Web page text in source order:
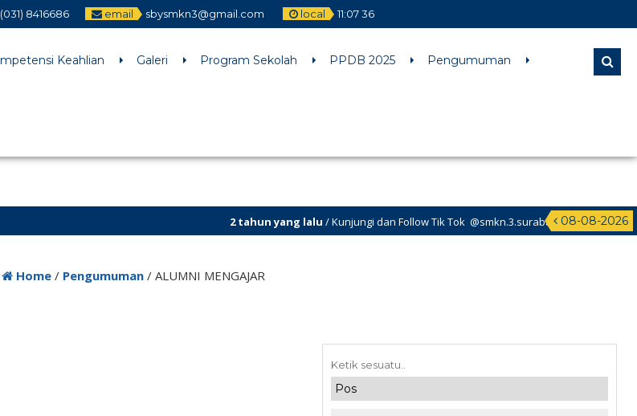
is deprecatedsince version 6.9.0! IE conditional comments are ignored by all supported browsers. in
(031) 8416686 email sbysmkn3@gmail.com local 11:07 36
Keahlian Galeri Program Sekolah PPDB 2025 Pengumuman
08-08-2026
2 tahun yang lalu/ Kunjungi dan Follow Tik Tok @smkn.3.surabaya untuk info info
Home / Pengumuman / ALUMNI MENGAJAR